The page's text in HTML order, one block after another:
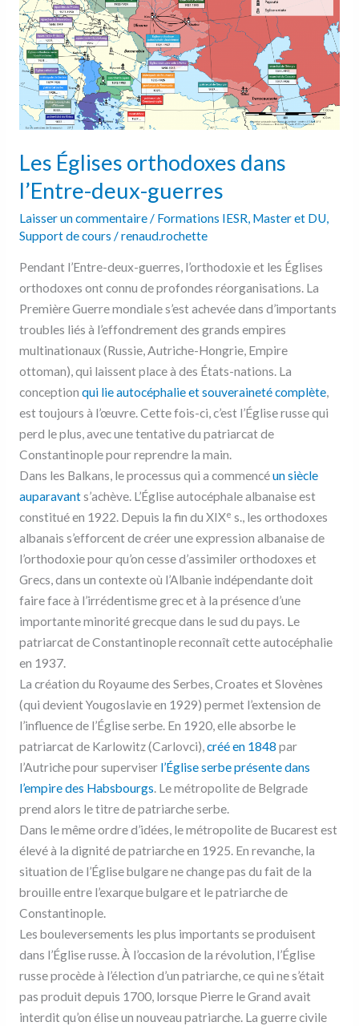
Les Églises orthodoxes dans
l’Entre-deux-guerres
Laisser un commentaire/ Formations IESR, Master et DU,
Support de cours /renaud.rochette
Pendant l’Entre-deux-guerres, l’orthodoxie et les Églises
orthodoxes ont connu de profondes réorganisations. La
Première Guerre mondiale s’est achevée dans d’importants
troubles liés à l’effondrement des grands empires
multinationaux (Russie, Autriche-Hongrie, Empire
ottoman), qui laissent place à des États-nations. La
conception qui lie autocéphalie et souveraineté complète,
est toujours à l’œuvre. Cette fois-ci, c’est l’Église russe qui
perd le plus, avec une tentative du patriarcat de
Constantinople pour reprendre la main.
Dans les Balkans, le processus qui a commencéun siècle
auparavants’achève. L’Église autocéphale albanaise est
constitué en 1922. Depuis la fin du XIXe s., les orthodoxes
albanais s’efforcent de créer une expression albanaise de
l’orthodoxie pour qu’on cesse d’assimiler orthodoxes et
Grecs, dans un contexte où l’Albanie indépendante doit
faire face à l’irrédentisme grec et à la présence d’une
importante minorité grecque dans le sud du pays. Le
patriarcat de Constantinople reconnaît cette autocéphalie
en 1937.
La création du Royaume des Serbes, Croates et Slovènes
(qui devient Yougoslavie en 1929) permet l’extension de
l’influence de l’Église serbe. En 1920, elle absorbe le
patriarcat de Karlowitz (Carlovci),créé en 1848 par
l’Autriche pour superviser l’Église serbe présente dans
l’empire des Habsbourgs. Le métropolite de Belgrade
prend alors le titre de patriarche serbe.
Dans le même ordre d’idées, le métropolite de Bucarest est
élevé à la dignité de patriarche en 1925. En revanche, la
situation de l’Église bulgare ne change pas du fait de la
brouille entre l’exarque bulgare et le patriarche de
Constantinople.
Les bouleversements les plus importants se produisent
dans l’Église russe. À l’occasion de la révolution, l’Église
russe procède à l’élection d’un patriarche, ce qui ne s’était
pas produit depuis 1700, lorsque Pierre le Grand avait
interdit qu’on élise un nouveau patriarche. La guerre civile
deux-
guerres